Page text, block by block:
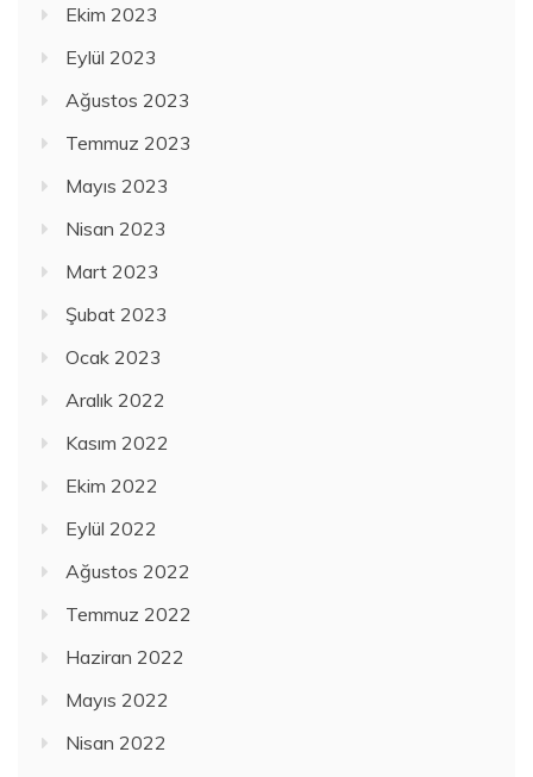
Ekim 2023
Eylül 2023
Ağustos 2023
Temmuz 2023
Mayıs 2023
Nisan 2023
Mart 2023
Şubat 2023
Ocak 2023
Aralık 2022
Kasım 2022
Ekim 2022
Eylül 2022
Ağustos 2022
Temmuz 2022
Haziran 2022
Mayıs 2022
Nisan 2022